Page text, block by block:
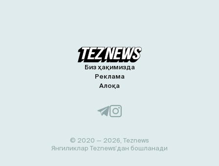
Биз ҳақимизда
Реклама
Алоқа
© 2020 — 2026, Teznews
Янгиликлар Teznews’дан бошланади